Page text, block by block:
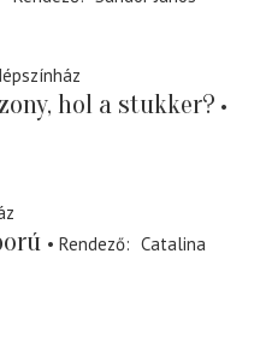
hol a stukker?
Rendező
Catalina